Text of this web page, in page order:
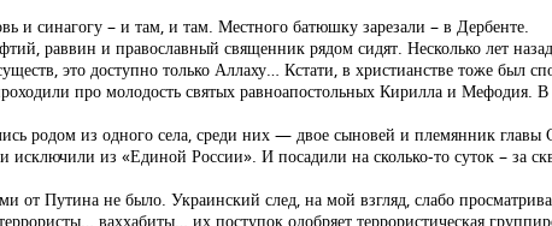
и синагогу – и там, и там. Местного батюшку зарезали – в Дербенте.
раввин и православный священник рядом сидят. Несколько лет
это доступно только Аллаху… Кстати, в христианстве тоже был
про молодость святых равноапостольных Кирилла и Мефодия.
родом из одного села, среди них — двое сыновей и племянник главы
из «Единой России». И посадили на сколько-то суток – за
от Путина не было. Украинский след, на мой взгляд, слабо
ваххабиты… их поступок одобряет террористическая